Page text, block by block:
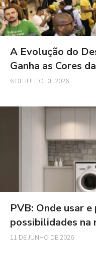
A Evolução do
Ganha as Cores
6 DE JULHO DE 2026
PVB: Onde usar
possibilidades na
11 DE JUNHO DE 2026